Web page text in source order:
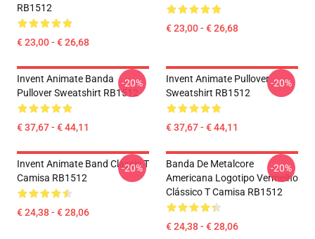
RB1512
€ 23,00 - € 26,68
€ 23,00 - € 26,68
Invent Animate Banda
Pullover Sweatshirt RB1512
€ 37,67 - € 44,11
-20%
Invent Animate Pullover
Sweatshirt RB1512
€ 37,67 - € 44,11
-20%
Invent Animate Band Classic T
Camisa RB1512
€ 24,38 - € 28,06
-20%
Banda De Metalcore
Americana Logotipo Vermelho
Clássico T Camisa RB1512
€ 24,38 - € 28,06
-20%